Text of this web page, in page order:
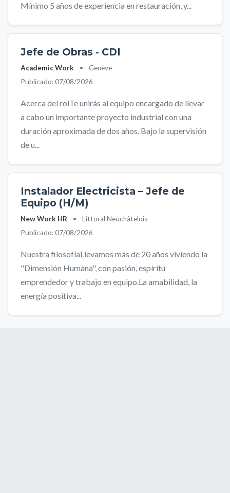
Mínimo 5 años de experiencia en restauración, y...
Jefe de Obras - CDI
Academic Work •
Genève
Publicado: 07/08/2026
Acerca del rolTe unirás al equipo encargado de llevar
a cabo un importante proyecto industrial con una
duración aproximada de dos años. Bajo la supervisión
de u...
Instalador Electricista – Jefe de
Equipo (H/M)
New Work HR •
Littoral Neuchâtelois
Publicado: 07/08/2026
Nuestra filosofíaLlevamos más de 20 años viviendo la
"Dimensión Humana", con pasión, espíritu
emprendedor y trabajo en equipo.La amabilidad, la
energía positiva...